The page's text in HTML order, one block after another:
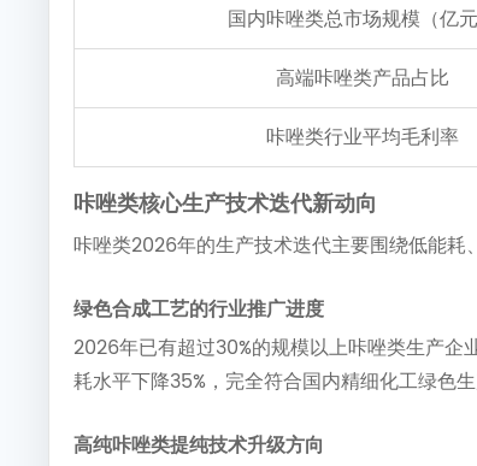
国内咔唑类总市场规模（亿元
高端咔唑类产品占比
咔唑类行业平均毛利率
咔唑类核心生产技术迭代新动向
咔唑类2026年的生产技术迭代主要围绕低能耗
绿色合成工艺的行业推广进度
2026年已有超过30%的规模以上咔唑类生产
耗水平下降35%，完全符合国内精细化工绿色生
高纯咔唑类提纯技术升级方向